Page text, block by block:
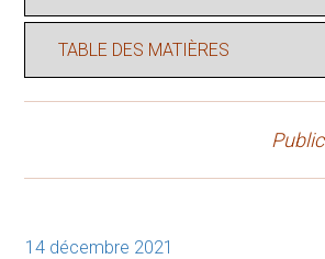
TABLE DES MATIÈRES
14 décembre 2021